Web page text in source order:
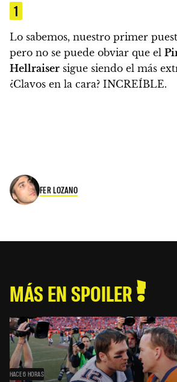
1
Lo sabemos, nuestro primer
pero no se puede obviar que el
Hellraiser sigue siendo el más
¿Clavos en la cara? INCREÍBLE.
FER LOZANO
MÁS EN SPOILER
HACE 6 HORAS